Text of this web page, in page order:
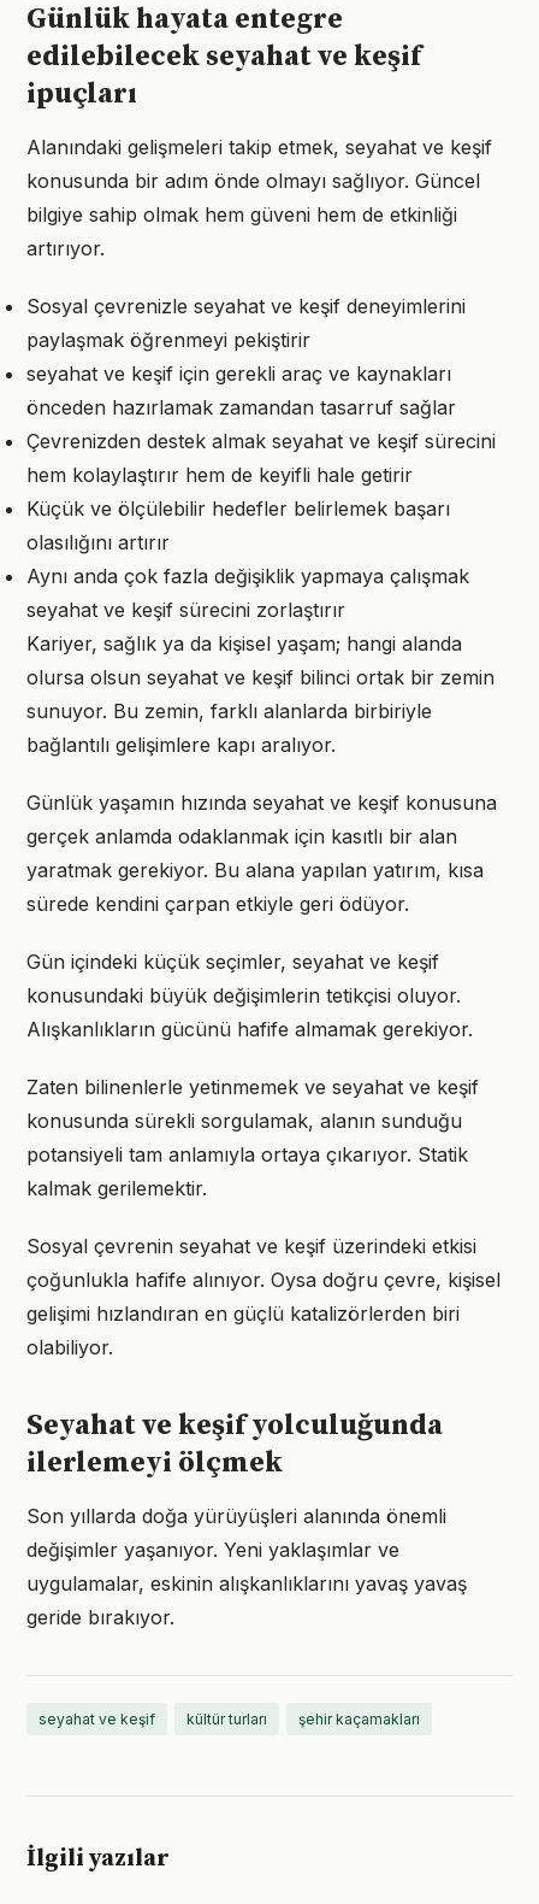
Günlük hayata entegre
edilebilecek seyahat ve keşif
ipuçları
Alanındaki gelişmeleri takip etmek, seyahat ve keşif
konusunda bir adım önde olmayı sağlıyor. Güncel
bilgiye sahip olmak hem güveni hem de etkinliği
artırıyor.
Sosyal çevrenizle seyahat ve keşif deneyimlerini
paylaşmak öğrenmeyi pekiştirir
seyahat ve keşif için gerekli araç ve kaynakları
önceden hazırlamak zamandan tasarruf sağlar
Çevrenizden destek almak seyahat ve keşif sürecini
hem kolaylaştırır hem de keyifli hale getirir
Küçük ve ölçülebilir hedefler belirlemek başarı
olasılığını artırır
Aynı anda çok fazla değişiklik yapmaya çalışmak
seyahat ve keşif sürecini zorlaştırır
Kariyer, sağlık ya da kişisel yaşam; hangi alanda
olursa olsun seyahat ve keşif bilinci ortak bir zemin
sunuyor. Bu zemin, farklı alanlarda birbiriyle
bağlantılı gelişimlere kapı aralıyor.
Günlük yaşamın hızında seyahat ve keşif konusuna
gerçek anlamda odaklanmak için kasıtlı bir alan
yaratmak gerekiyor. Bu alana yapılan yatırım, kısa
sürede kendini çarpan etkiyle geri ödüyor.
Gün içindeki küçük seçimler, seyahat ve keşif
konusundaki büyük değişimlerin tetikçisi oluyor.
Alışkanlıkların gücünü hafife almamak gerekiyor.
Zaten bilinenlerle yetinmemek ve seyahat ve keşif
konusunda sürekli sorgulamak, alanın sunduğu
potansiyeli tam anlamıyla ortaya çıkarıyor. Statik
kalmak gerilemektir.
Sosyal çevrenin seyahat ve keşif üzerindeki etkisi
çoğunlukla hafife alınıyor. Oysa doğru çevre, kişisel
gelişimi hızlandıran en güçlü katalizörlerden biri
olabiliyor.
Seyahat ve keşif yolculuğunda
ilerlemeyi ölçmek
Son yıllarda doğa yürüyüşleri alanında önemli
değişimler yaşanıyor. Yeni yaklaşımlar ve
uygulamalar, eskinin alışkanlıklarını yavaş yavaş
geride bırakıyor.
seyahat ve keşif kültür turları şehir kaçamakları
İlgili yazılar